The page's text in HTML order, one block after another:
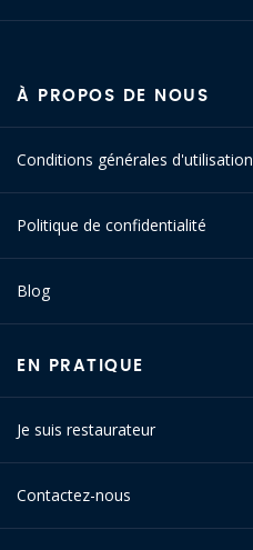
À PROPOS DE NOUS
Conditions générales d'utilisation
Politique de confidentialité
Blog
EN PRATIQUE
Je suis restaurateur
Contactez-nous